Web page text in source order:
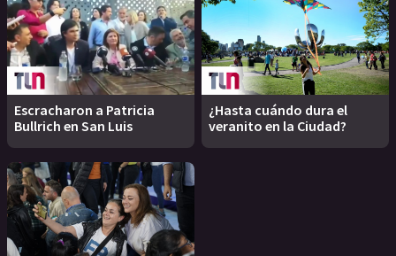
Escracharon a Patricia
Bullrich en San Luis
¿Hasta cuándo dura el
veranito en la Ciudad?